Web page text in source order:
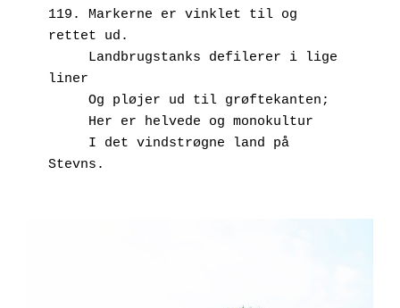
119. Markerne er vinklet til og
rettet ud.
liner
     Og pløjer ud til grøftekanten;
     Her er helvede og monokultur
Stevns.